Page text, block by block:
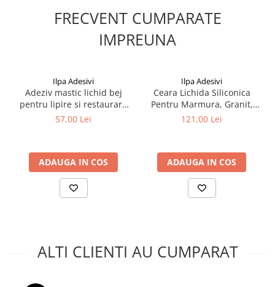
FRECVENT CUMPARATE
IMPREUNA
Ilpa Adesivi
Adeziv mastic lichid bej
pentru lipire si restaurare
marmura, granit, travertin,
57,00 Lei
ADAUGA IN COS
Ilpa Adesivi
Ceara Lichida Siliconica
Pentru Marmura, Granit,
Travertin si Piatra Naturala
121,00 Lei
ADAUGA IN COS
ALTI CLIENTI AU CUMPARAT